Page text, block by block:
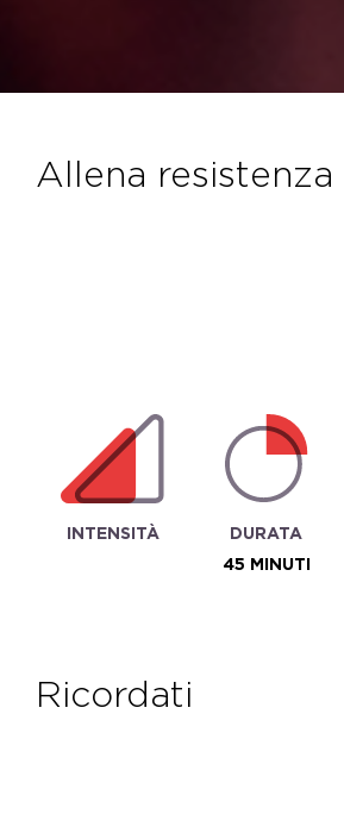
allena
INTENSITÀ
DURATA
45 MINUTI
ricordati